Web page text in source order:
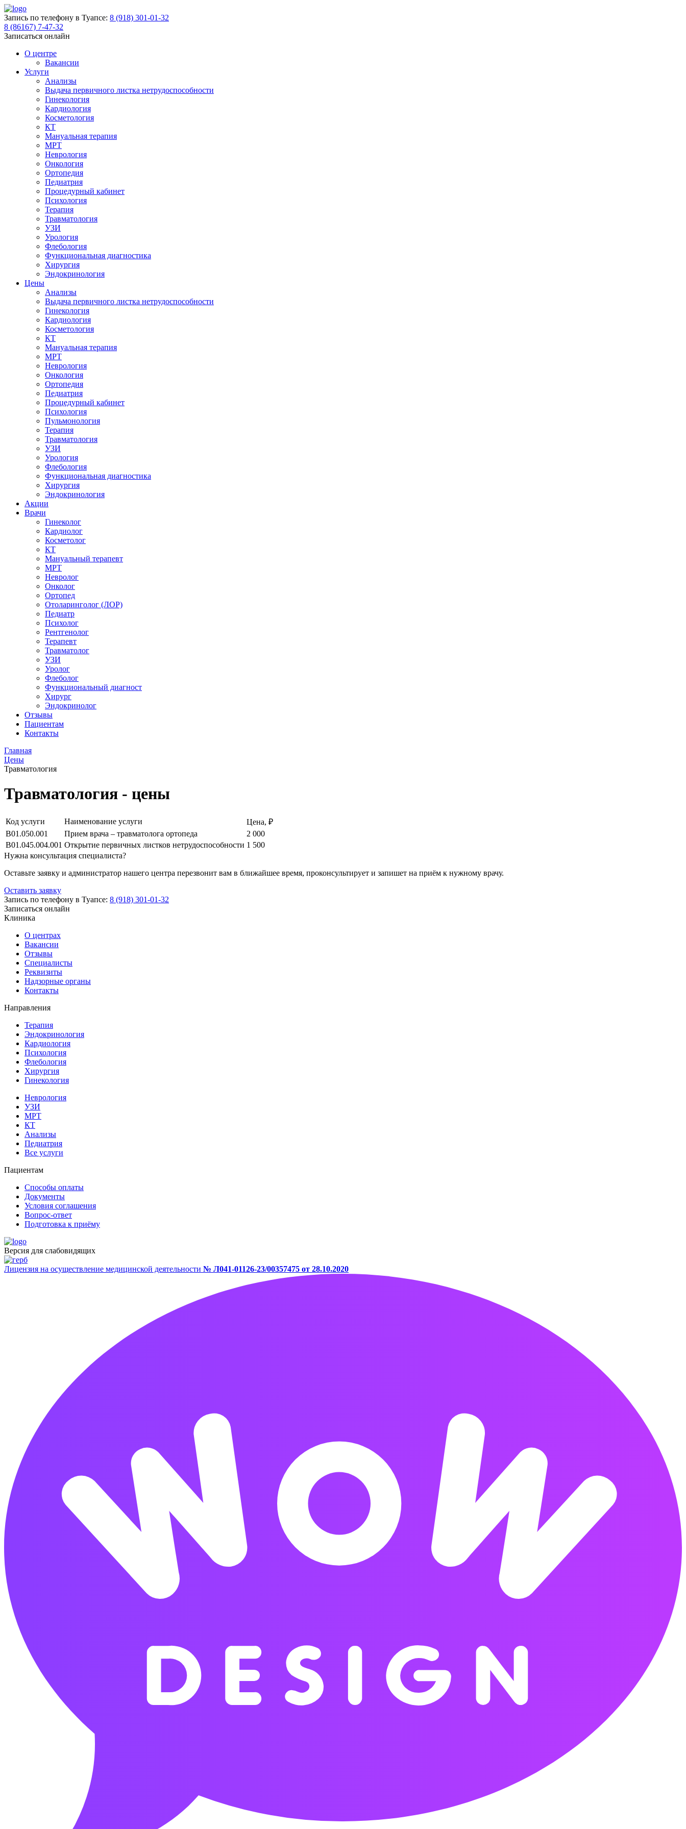
Запись по телефону в Туапсе: 8 (918) 301-01-32
8 (86167) 7-47-32
Записаться онлайн
О центре
Вакансии
Услуги
Анализы
Выдача первичного листка нетрудоспособности
Гинекология
Кардиология
Косметология
КТ
Мануальная терапия
МРТ
Неврология
Онкология
Ортопедия
Педиатрия
Процедурный кабинет
Психология
Терапия
Травматология
УЗИ
Урология
Флебология
Функциональная диагностика
Хирургия
Эндокринология
Цены
Анализы
Выдача первичного листка нетрудоспособности
Гинекология
Кардиология
Косметология
КТ
Мануальная терапия
МРТ
Неврология
Онкология
Ортопедия
Педиатрия
Процедурный кабинет
Психология
Пульмонология
Терапия
Травматология
УЗИ
Урология
Флебология
Функциональная диагностика
Хирургия
Эндокринология
Акции
Врачи
Гинеколог
Кардиолог
Косметолог
КТ
Мануальный терапевт
МРТ
Невролог
Онколог
Ортопед
Отоларинголог (ЛОР)
Педиатр
Психолог
Рентгенолог
Терапевт
Травматолог
УЗИ
Уролог
Флеболог
Функциональный диагност
Хирург
Эндокринолог
Отзывы
Пациентам
Контакты
Главная
Цены
Травматология
Травматология - цены
Код услуги Наименование услуги
Цена, ₽
В01.050.001
Прием врача – травматолога ортопеда
2 000
В01.045.004.001 Открытие первичных листков нетрудоспособности 1 500
Нужна консультация специалиста?
Оставьте заявку и администратор нашего центра перезвонит вам в ближайшее время, проконсультирует и запишет на приём к нужному врачу.
Оставить заявку
Запись по телефону в Туапсе: 8 (918) 301-01-32
Записаться онлайн
Клиника
О центрах
Вакансии
Отзывы
Специалисты
Реквизиты
Надзорные органы
Контакты
Направления
Терапия
Эндокринология
Кардиология
Психология
Флебология
Хирургия
Гинекология
Неврология
УЗИ
МРТ
КТ
Анализы
Педиатрия
Все услуги
Пациентам
Способы оплаты
Документы
Условия соглашения
Вопрос-ответ
Подготовка к приёму
Версия для слабовидящих
Лицензия на осуществление медицинской деятельности № Л041-01126-23/00357475 от 28.10.2020